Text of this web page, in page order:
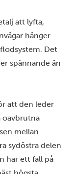
att lyfta,
hänger
Det
spännande än
att den leder
oavbrutna
mellan
sydöstra delen
har ett fall på